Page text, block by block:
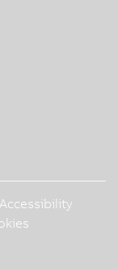
Accessibility